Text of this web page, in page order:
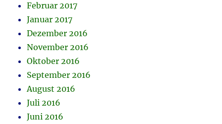
Februar 2017
Januar 2017
Dezember 2016
November 2016
Oktober 2016
September 2016
August 2016
Juli 2016
Juni 2016